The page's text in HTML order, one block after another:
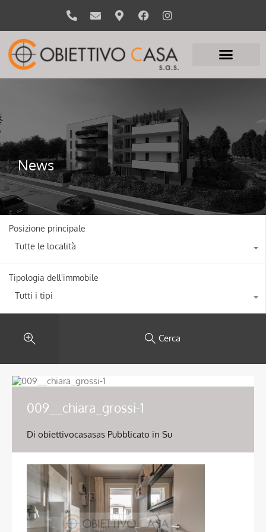
News
Posizione principale
Tutte le località
Tipologia dell'immobile
Tutti i tipi
Cerca
009__chiara_grossi-1
Di obiettivocasasas Pubblicato in Su